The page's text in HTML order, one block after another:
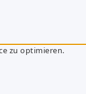
zu optimieren.